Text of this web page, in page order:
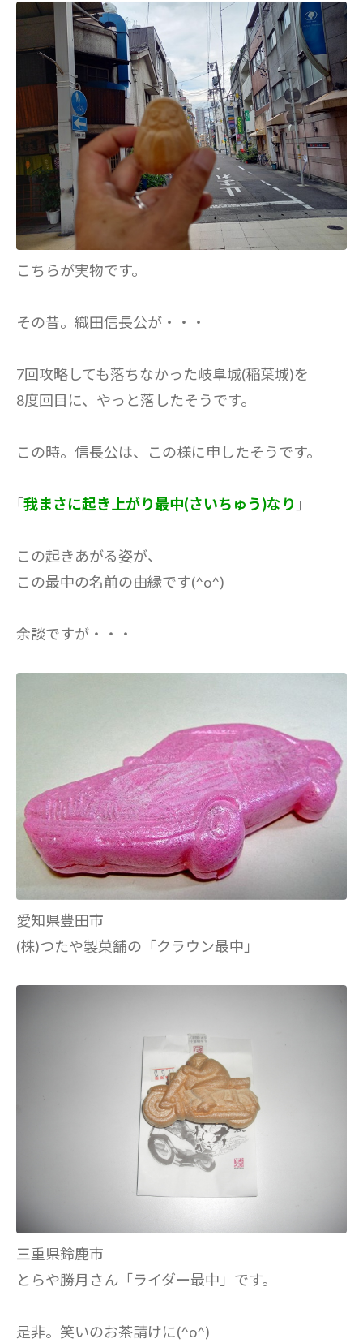
こちらが実物です。
その昔。織田信長公が・・・
7回攻略しても落ちなかった岐阜城(稲葉城)を
8度回目に、やっと落したそうです。
この時。信長公は、この様に申したそうです。
｢我まさに起き上がり最中(さいちゅう)なり ｣
この起きあがる姿が、
この最中の名前の由縁です(^o^)
余談ですが・・・
愛知県豊田市
(株)つたや製菓舗の「クラウン最中」
三重県鈴鹿市
とらや勝月さん「ライダー最中」です。
是非。笑いのお茶請けに(^o^)